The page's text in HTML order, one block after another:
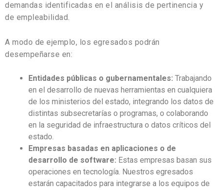
demandas identificadas en el análisis de pertinencia y
de empleabilidad.
A modo de ejemplo, los egresados podrán
desempeñarse en:
Entidades públicas o gubernamentales: Trabajando
en el desarrollo de nuevas herramientas en cualquiera
de los ministerios del estado, integrando los datos de
distintas subsecretarías o programas, o colaborando
en la seguridad de infraestructura o datos críticos del
estado.
Empresas basadas en aplicaciones o de
desarrollo de software: Estas empresas basan sus
operaciones en tecnología. Nuestros egresados
estarán capacitados para integrarse a los equipos de